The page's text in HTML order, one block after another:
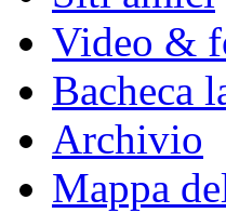
Video &
Bacheca
Archivio
Mappa